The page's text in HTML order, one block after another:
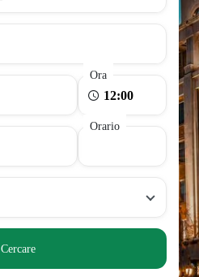
Ora
Orario
Cercare